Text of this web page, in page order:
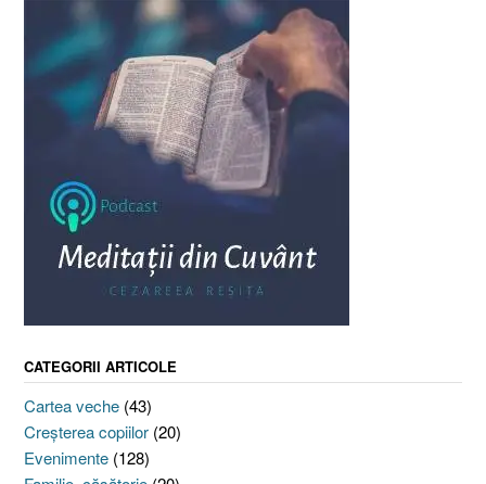
CATEGORII ARTICOLE
Cartea veche (43)
Creşterea copiilor (20)
Evenimente (128)